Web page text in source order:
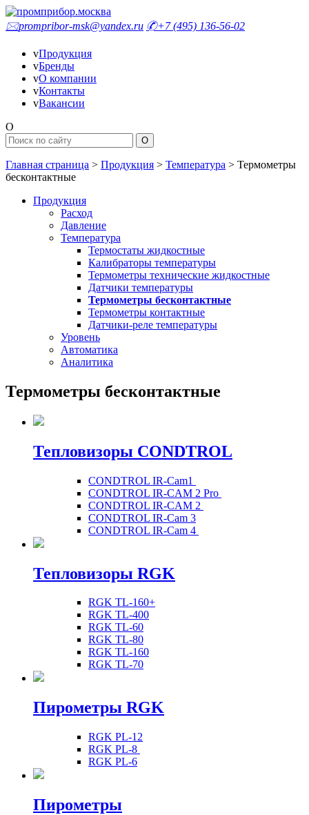
🖂prompribor-msk@yandex.ru ✆+7 (495) 136-56-02
vПродукция
vБренды
vО компании
vКонтакты
vВакансии
O
Главная страница > Продукция > Температура > Термометры
бесконтактные
Продукция
Расход
Давление
Температура
Термостаты жидкостные
Калибраторы температуры
Термометры технические жидкостные
Датчики температуры
Термометры бесконтактные
Термометры контактные
Датчики-реле температуры
Уровень
Автоматика
Аналитика
Термометры бесконтактные
Тепловизоры CONDTROL
CONDTROL IR-Cam1
CONDTROL IR-CAM 2 Pro
CONDTROL IR-CAM 2
CONDTROL IR-Cam 3
CONDTROL IR-Cam 4
Тепловизоры RGK
RGK TL-160+
RGK TL-400
RGK TL-60
RGK TL-80
RGK TL-160
RGK TL-70
Пирометры RGK
RGK PL-12
RGK PL-8
RGK PL-6
Пирометры